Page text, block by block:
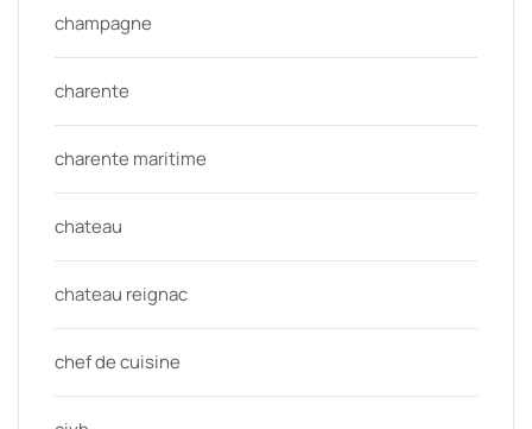
champagne
charente
charente maritime
chateau
chateau reignac
chef de cuisine